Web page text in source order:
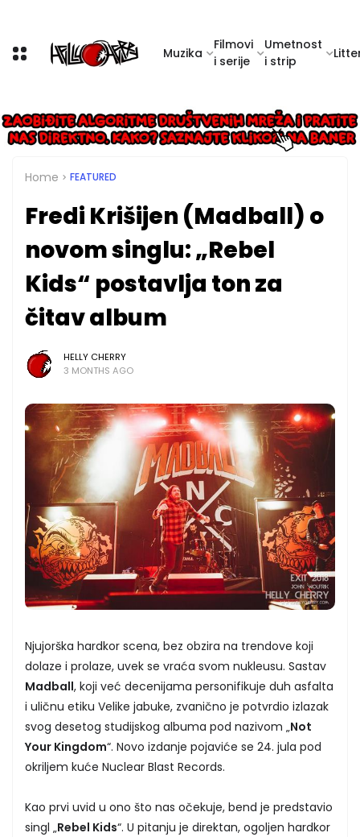
Muzika
Filmovi
i serije
Umetnost
i strip
Home FEATURED
Fredi Krišijen (Madball) o
novom singlu: „Rebel
Kids“ postavlja ton za
čitav album
HELLY CHERRY
3 MONTHS AGO
Njujorška hardkor scena, bez obzira na trendove koji
dolaze i prolaze, uvek se vraća svom nukleusu. Sastav
Madball, koji već decenijama personifikuje duh asfalta
i uličnu etiku Velike jabuke, zvanično je potvrdio izlazak
svog desetog studijskog albuma pod nazivom „Not
Your Kingdom“. Novo izdanje pojaviće se 24. jula pod
okriljem kuće Nuclear Blast Records.
Kao prvi uvid u ono što nas očekuje, bend je predstavio
singl „Rebel Kids“. U pitanju je direktan, ogoljen hardkor